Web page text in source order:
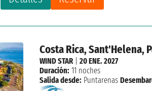
Costa Rica, Sant'Helena,
WIND STAR| 20 ENE. 2027
Duración: 11 noches
Salida desde: Puntarenas